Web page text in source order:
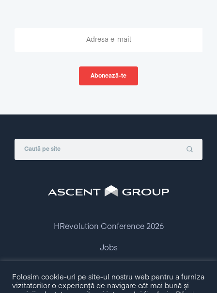
Copyright © 2009 - 2026 Ascent Group.
All rights reserved.
HRevolution Conference 2026
Jobs
Folosim cookie-uri pe site-ul nostru web pentru a furniza
vizitatorilor o experiență de navigare cât mai bună și